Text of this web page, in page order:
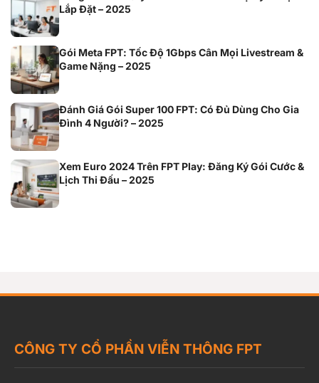
Lắp Đặt – 2025
Gói Meta FPT: Tốc Độ 1Gbps Cân Mọi Livestream &
Game Nặng – 2025
Đánh Giá Gói Super 100 FPT: Có Đủ Dùng Cho Gia
Đình 4 Người? – 2025
Xem Euro 2024 Trên FPT Play: Đăng Ký Gói Cước &
Lịch Thi Đấu – 2025
CÔNG TY CỔ PHẦN VIỄN THÔNG FPT